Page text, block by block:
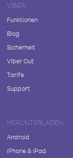
VIBER
Funktionen
Blog
Sicherheit
Viber Out
Tarife
Support
HERUNTERLADEN
Android
iPhone & iPad